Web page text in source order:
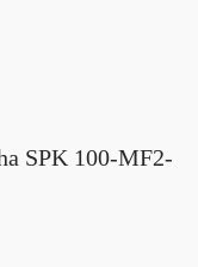
SPK 100-MF2-